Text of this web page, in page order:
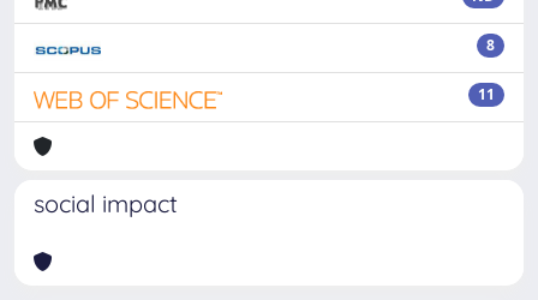
8
11
social impact